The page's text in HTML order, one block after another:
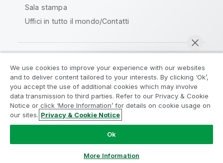
Sala stampa
Uffici in tutto il mondo/Contatti
Qlik Community
Contratti
Termini del prodotto
Legal Policies
Note Legali
Termini di utilizzo
Marchi
Do Not Share My Info
Copyright © 1993-2026 QlikTech International AB. Tutti i
We use cookies to improve your experience with our websites
and to deliver content tailored to your interests. By clicking ‘Ok’,
you accept the use of additional cookies which may involve
data transmission to third parties. Refer to our Privacy & Cookie
Notice or click ‘More Information’ for details on cookie usage on
our sites. Privacy & Cookie Notice
Ok
More Information